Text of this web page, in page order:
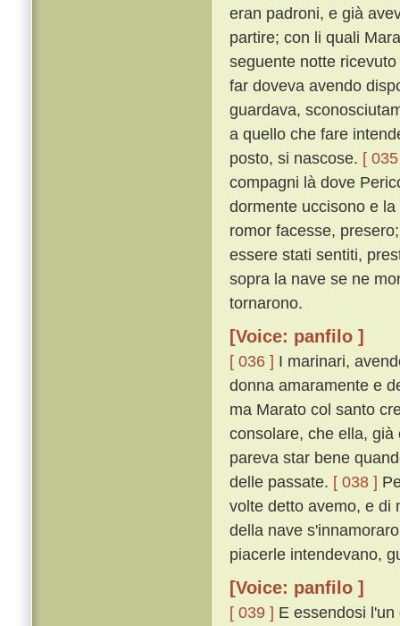
eran padroni, e già
partire; con li quali
seguente notte
far doveva avendo
guardava,
a quello che fare
posto, si nascose. [
compagni là dove
dormente uccisono e
romor facesse,
essere stati sentiti,
sopra la nave se ne
tornarono.
[Voice: panfilo ]
[ 036 ] I marinari,
donna amaramente e
ma Marato col santo
consolare, che ella,
pareva star bene
delle passate. [ 038 ]
volte detto avemo, e di
della nave
piacerle intendevano,
[Voice: panfilo ]
[ 039 ] E essendosi